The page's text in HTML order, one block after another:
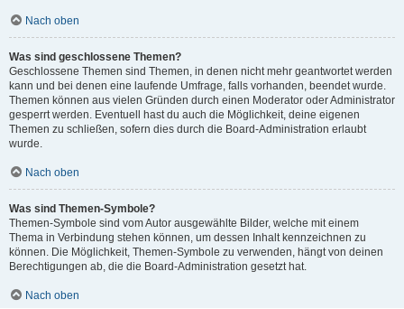
Nach oben
Was sind geschlossene Themen?
Geschlossene Themen sind Themen, in denen nicht mehr geantwortet werden
kann und bei denen eine laufende Umfrage, falls vorhanden, beendet wurde.
Themen können aus vielen Gründen durch einen Moderator oder Administrator
gesperrt werden. Eventuell hast du auch die Möglichkeit, deine eigenen
Themen zu schließen, sofern dies durch die Board-Administration erlaubt
wurde.
Nach oben
Was sind Themen-Symbole?
Themen-Symbole sind vom Autor ausgewählte Bilder, welche mit einem
Thema in Verbindung stehen können, um dessen Inhalt kennzeichnen zu
können. Die Möglichkeit, Themen-Symbole zu verwenden, hängt von deinen
Berechtigungen ab, die die Board-Administration gesetzt hat.
Nach oben